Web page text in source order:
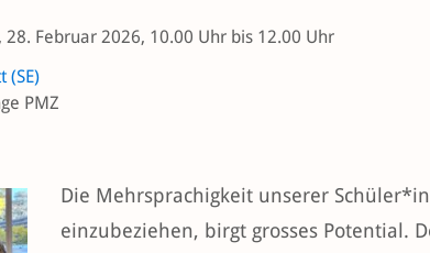
28. Februar 2026, 10.00 Uhr bis 12.00 Uhr
(SE)
PMZ
Die Mehrsprachigkeit unserer
einzubeziehen, birgt grosses Potential.